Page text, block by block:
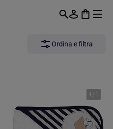
Ordina e filtra
1 / 1